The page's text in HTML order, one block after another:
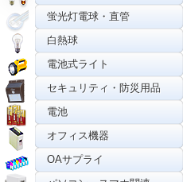
蛍光灯電球・直管
白熱球
電池式ライト
セキュリティ・防災用品
電池
オフィス機器
OAサプライ